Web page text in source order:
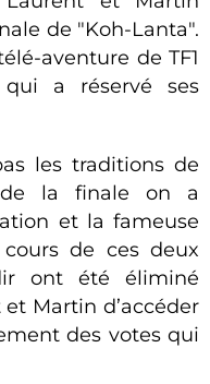
de "Koh-Lanta".
aventure de TF1
a réservé ses
les traditions de
de la finale on a
et la fameuse
de ces deux
ont été éliminé
Martin d’accéder
des votes qui